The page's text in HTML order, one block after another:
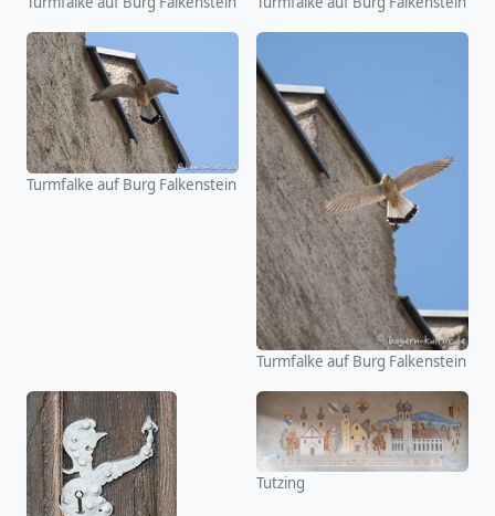
Turmfalke auf Burg Falkenstein
Turmfalke auf Burg Falkenstein
Tutzing